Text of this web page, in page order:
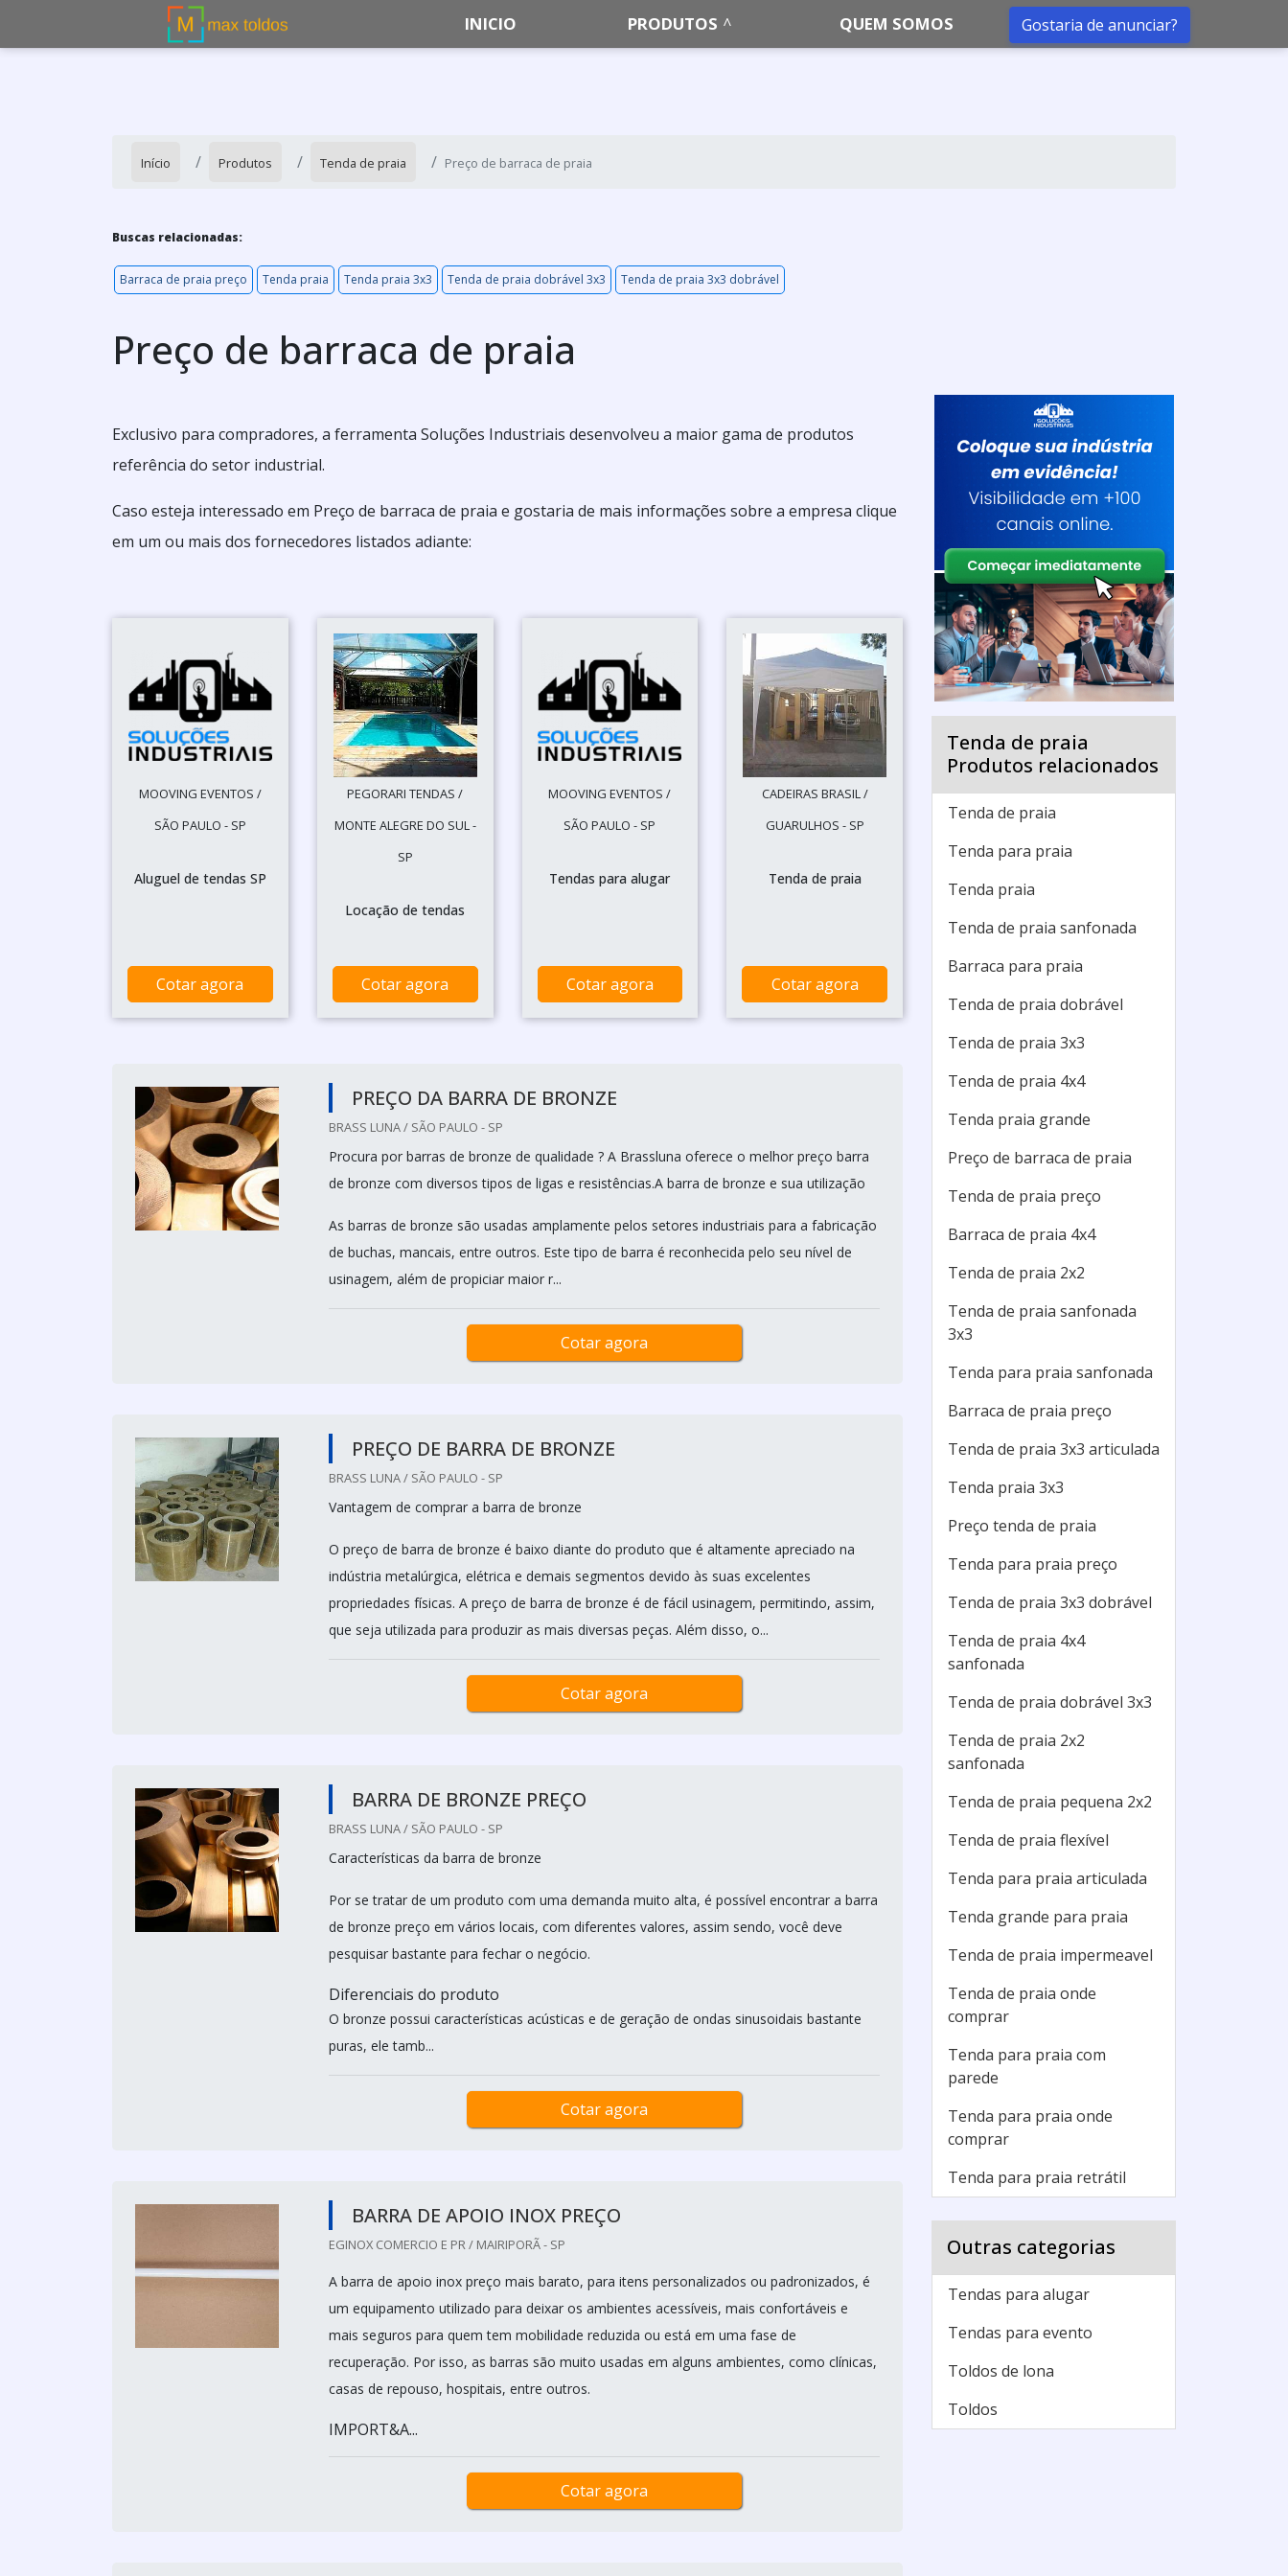
INICIO PRODUTOS QUEM SOMOS Gostaria de anunciar?
Início Produtos Tenda de praia Preço de barraca de praia
Buscas relacionadas:
Barraca de praia preço Tenda praia Tenda praia 3x3 Tenda de praia dobrável 3x3 Tenda de praia 3x3 dobrável
Preço de barraca de praia
Exclusivo para compradores, a ferramenta Soluções Industriais desenvolveu a maior gama de produtos
referência do setor industrial.
Caso esteja interessado em Preço de barraca de praia e gostaria de mais informações sobre a empresa clique
em um ou mais dos fornecedores listados adiante:
MOOVING EVENTOS /
SÃO PAULO - SP
Aluguel de tendas SP
Cotar agora
PEGORARI TENDAS /
MONTE ALEGRE DO SUL -
SP
Locação de tendas
Cotar agora
MOOVING EVENTOS /
SÃO PAULO - SP
Tendas para alugar
Cotar agora
CADEIRAS BRASIL /
GUARULHOS - SP
Tenda de praia
Cotar agora
PREÇO DA BARRA DE BRONZE
BRASS LUNA / SÃO PAULO - SP
Procura por barras de bronze de qualidade ? A Brassluna oferece o melhor preço barra
de bronze com diversos tipos de ligas e resistências.A barra de bronze e sua utilização
As barras de bronze são usadas amplamente pelos setores industriais para a fabricação
de buchas, mancais, entre outros. Este tipo de barra é reconhecida pelo seu nível de
usinagem, além de propiciar maior r...
Cotar agora
PREÇO DE BARRA DE BRONZE
BRASS LUNA / SÃO PAULO - SP
Vantagem de comprar a barra de bronze
O preço de barra de bronze é baixo diante do produto que é altamente apreciado na
indústria metalúrgica, elétrica e demais segmentos devido às suas excelentes
propriedades físicas. A preço de barra de bronze é de fácil usinagem, permitindo, assim,
que seja utilizada para produzir as mais diversas peças. Além disso, o...
Cotar agora
BARRA DE BRONZE PREÇO
BRASS LUNA / SÃO PAULO - SP
Características da barra de bronze
Por se tratar de um produto com uma demanda muito alta, é possível encontrar a barra
de bronze preço em vários locais, com diferentes valores, assim sendo, você deve
pesquisar bastante para fechar o negócio.
Diferenciais do produto
O bronze possui características acústicas e de geração de ondas sinusoidais bastante
puras, ele tamb...
Cotar agora
BARRA DE APOIO INOX PREÇO
EGINOX COMERCIO E PR / MAIRIPORÃ - SP
A barra de apoio inox preço mais barato, para itens personalizados ou padronizados, é
um equipamento utilizado para deixar os ambientes acessíveis, mais confortáveis e
mais seguros para quem tem mobilidade reduzida ou está em uma fase de
recuperação. Por isso, as barras são muito usadas em alguns ambientes, como clínicas,
casas de repouso, hospitais, entre outros.
IMPORT&A...
Cotar agora
Tenda de praia
Produtos relacionados
Tenda de praia
Tenda para praia
Tenda praia
Tenda de praia sanfonada
Barraca para praia
Tenda de praia dobrável
Tenda de praia 3x3
Tenda de praia 4x4
Tenda praia grande
Preço de barraca de praia
Tenda de praia preço
Barraca de praia 4x4
Tenda de praia 2x2
Tenda de praia sanfonada
3x3
Tenda para praia sanfonada
Barraca de praia preço
Tenda de praia 3x3 articulada
Tenda praia 3x3
Preço tenda de praia
Tenda para praia preço
Tenda de praia 3x3 dobrável
Tenda de praia 4x4
sanfonada
Tenda de praia dobrável 3x3
Tenda de praia 2x2
sanfonada
Tenda de praia pequena 2x2
Tenda de praia flexível
Tenda para praia articulada
Tenda grande para praia
Tenda de praia impermeavel
Tenda de praia onde
comprar
Tenda para praia com
parede
Tenda para praia onde
comprar
Tenda para praia retrátil
Outras categorias
Tendas para alugar
Tendas para evento
Toldos de lona
Toldos